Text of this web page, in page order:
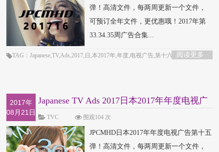
弹！高清文件，每两周更新一个文件，
可预订全年文件，更优惠哦！2017年第
33.34.35周广告合集...
阅读更多
TAG：Japanese,TV,Ads,2017,日,本2017年,年度,电视广告,第十六弹,TVC
2017年
08月21日
Japanese TV Ads 2017日本2017年年度电视广
告第十五
TVC 围观104 次
JPCMHD日本2017年年度电视广告第十五
弹！高清文件，每两周更新一个文件，